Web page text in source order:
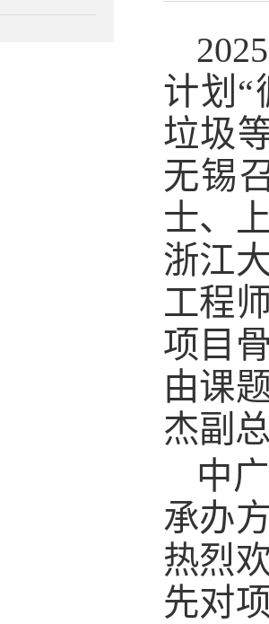
计划“
垃圾
无锡
士、
浙江
工程
项目
由课
杰副
中
承办
热烈
先对